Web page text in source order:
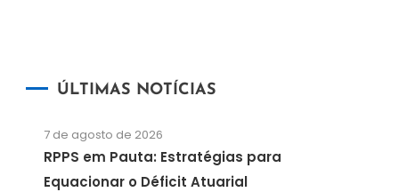
ÚLTIMAS NOTÍCIAS
7 de agosto de 2026
RPPS em Pauta: Estratégias para
Equacionar o Déficit Atuarial